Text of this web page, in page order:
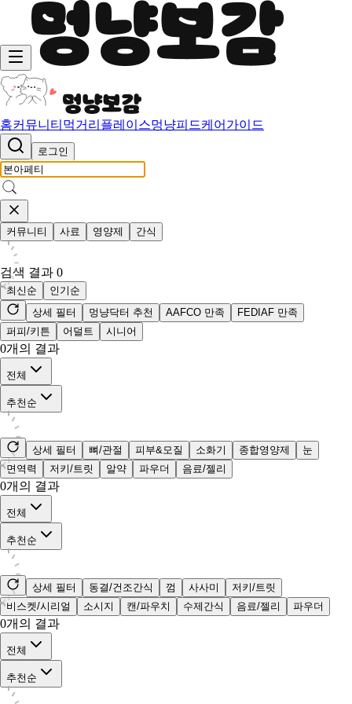
홈커뮤니티 먹거리 플레이스멍냥피드케어가이드
로그인
커뮤니티 사료 영양제 간식
검색 결과 0
최신순
인기순
상세 필터
멍냥닥터 추천 AAFCO 만족
FEDIAF 만족
퍼피/키튼
어덜트 시니어
0개의 결과
전체
추천순
상세 필터 뼈/관절 피부&모질 소화기 종합영양제
눈
면역력
저키/트릿 알약 파우더 음료/젤리
0개의 결과
전체
추천순
상세 필터 동결/건조간식 껌 사사미
저키/트릿
비스켓/시리얼
소시지 캔/파우치 수제간식 음료/젤리 파우더
0개의 결과
전체
추천순